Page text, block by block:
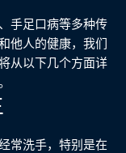
手足口病等多种传
他人的健康，我们
从以下几个方面详
常洗手，特别是在